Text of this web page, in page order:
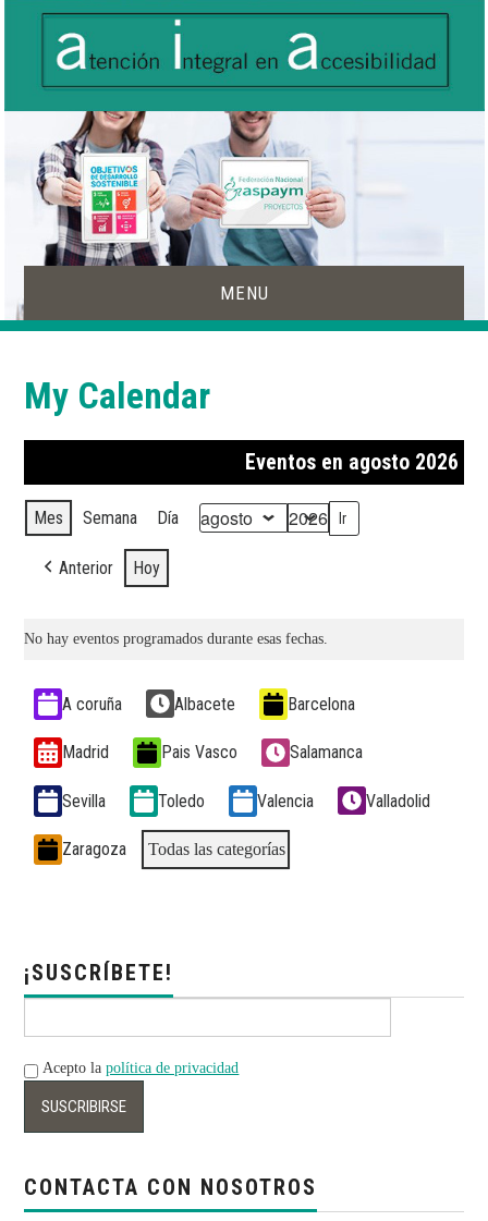
MENU
ACCESIBILIDAD
VIDEOS
TESTIMONIOS
My Calendar
Eventos en agosto 2026
Mes Semana Día
Mes
Año
Anterior Hoy
No hay eventos programados durante esas fechas.
CategoríasA coruña Albacete Barcelona
Madrid Pais Vasco Salamanca
Sevilla Toledo Valencia Valladolid
Zaragoza Todas las categorías
¡SUSCRÍBETE!
Acepto lapolítica de privacidad
CONTACTA CON NOSOTROS